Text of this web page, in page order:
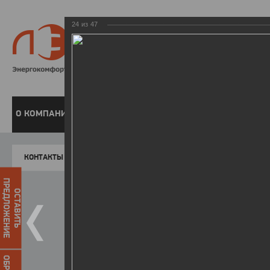
8 800
О КОМПАНИИ
КОНТАКТЫ
ОСТАВИТЬ
ПРЕДЛОЖЕНИЕ
24 из 47